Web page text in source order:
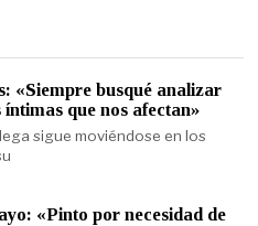
«Siempre busqué analizar
íntimas que nos afectan»
sigue moviéndose en los
«Pinto por necesidad de